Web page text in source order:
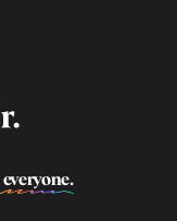
everyone.